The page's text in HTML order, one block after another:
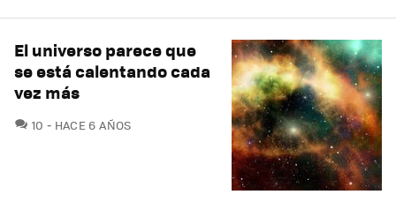
El universo parece que
se está calentando cada
vez más
10 COMENTARIOS
HACE 6 AÑOS